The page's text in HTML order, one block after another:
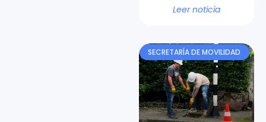
Leer noticia
SECRETARÍA DE MOVILIDAD